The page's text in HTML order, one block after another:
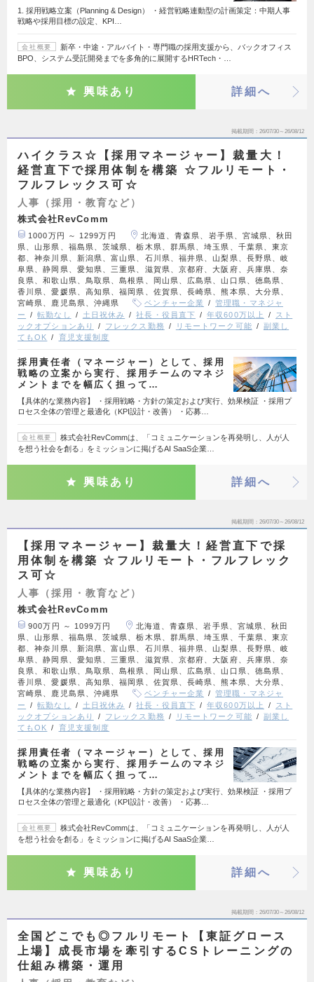
1. 採用戦略立案（Planning & Design） ・経営戦略連動型の計画策定：中期人事
戦略や採用目標の設定、KPI…
会社概要
新卒・中途・アルバイト・専門職の採用支援から、バックオフィス
BPO、システム受託開発までを多角的に展開するHRTech・…
興味あり 詳細へ
掲載期間 26/07/30～26/08/12
ハイクラス☆【採用マネージャー】裁量大！
経営直下で採用体制を構築 ☆フルリモート・
フルフレックス可☆
人事（採用・教育など）
株式会社RevComm
1000万円 ～ 1299万円
北海道、青森県、岩手県、宮城県、秋田
県、山形県、福島県、茨城県、栃木県、群馬県、埼玉県、千葉県、東京
都、神奈川県、新潟県、富山県、石川県、福井県、山梨県、長野県、岐
阜県、静岡県、愛知県、三重県、滋賀県、京都府、大阪府、兵庫県、奈
良県、和歌山県、鳥取県、島根県、岡山県、広島県、山口県、徳島県、
香川県、愛媛県、高知県、福岡県、佐賀県、長崎県、熊本県、大分県、
宮崎県、鹿児島県、沖縄県
ベンチャー企業
管理職・マネジャ
ー
転勤なし 土日祝休み 社長・役員直下 年収600万以上
スト
ックオプションあり
フレックス勤務 リモートワーク可能
副業し
てもOK
育児支援制度
採用責任者（マネージャー）として、採用
戦略の立案から実行、採用チームのマネジ
メントまでを幅広く担って…
【具体的な業務内容】 ・採用戦略・方針の策定および実行、効果検証 ・採用プ
ロセス全体の管理と最適化（KPI設計・改善） ・応募…
会社概要
株式会社RevCommは、「コミュニケーションを再発明し、人が人
を想う社会を創る」をミッションに掲げるAI SaaS企業…
興味あり 詳細へ
掲載期間 26/07/30～26/08/12
【採用マネージャー】裁量大！経営直下で採
用体制を構築 ☆フルリモート・フルフレック
ス可☆
人事（採用・教育など）
株式会社RevComm
900万円 ～ 1099万円
北海道、青森県、岩手県、宮城県、秋田
県、山形県、福島県、茨城県、栃木県、群馬県、埼玉県、千葉県、東京
都、神奈川県、新潟県、富山県、石川県、福井県、山梨県、長野県、岐
阜県、静岡県、愛知県、三重県、滋賀県、京都府、大阪府、兵庫県、奈
良県、和歌山県、鳥取県、島根県、岡山県、広島県、山口県、徳島県、
香川県、愛媛県、高知県、福岡県、佐賀県、長崎県、熊本県、大分県、
宮崎県、鹿児島県、沖縄県
ベンチャー企業
管理職・マネジャ
ー
転勤なし 土日祝休み 社長・役員直下 年収600万以上
スト
ックオプションあり
フレックス勤務 リモートワーク可能
副業し
てもOK
育児支援制度
採用責任者（マネージャー）として、採用
戦略の立案から実行、採用チームのマネジ
メントまでを幅広く担って…
【具体的な業務内容】 ・採用戦略・方針の策定および実行、効果検証 ・採用プ
ロセス全体の管理と最適化（KPI設計・改善） ・応募…
会社概要
株式会社RevCommは、「コミュニケーションを再発明し、人が人
を想う社会を創る」をミッションに掲げるAI SaaS企業…
興味あり 詳細へ
掲載期間 26/07/30～26/08/12
全国どこでも◎フルリモート【東証グロース
上場】成長市場を牽引するCSトレーニングの
仕組み構築・運用